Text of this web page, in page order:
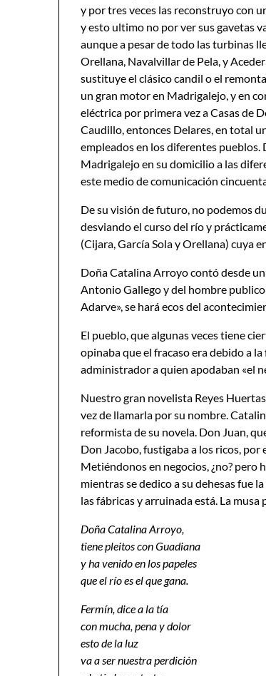
y por tres veces las reconstruyo con
y esto ultimo no por ver sus gavetas
aunque a pesar de todo las turbinas
Orellana, Navalvillar de Pela, y
sustituye el clásico candil o el
un gran motor en Madrigalejo, y en
eléctrica por primera vez a Casas de
Caudillo, entonces Delares, en total
empleados en los diferentes
Madrigalejo en su domicilio a las
este medio de comunicación
De su visión de futuro, no podemos
desviando el curso del río y
(Cijara, García Sola y Orellana) cuya
Doña Catalina Arroyo contó desde
Antonio Gallego y del hombre
Adarve», se hará ecos del
El pueblo, que algunas veces tiene
opinaba que el fracaso era debido a
administrador a quien apodaban «el
Nuestro gran novelista Reyes
vez de llamarla por su nombre.
reformista de su novela. Don Juan,
Don Jacobo, fustigaba a los ricos,
Metiéndonos en negocios, ¿no? pero
mientras se dedico a su dehesas fue
las fábricas y arruinada está. La
Doña Catalina Arroyo,
tiene pleitos con Guadiana
y ha venido en los papeles
que el río es el que gana.
Fermín, dice a la tía
con mucha, pena y dolor
esto de la luz
va a ser nuestra perdición